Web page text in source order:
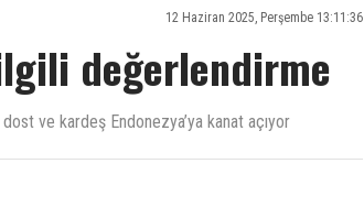
12 Haziran 2025, Perşembe 13:11:36
değerlendirme
ve kardeş Endonezya’ya kanat açıyor